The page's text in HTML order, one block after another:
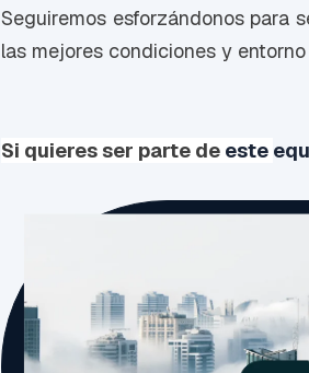
Seguiremos esforzándonos para
las mejores condiciones y
Si quieres ser parte de este